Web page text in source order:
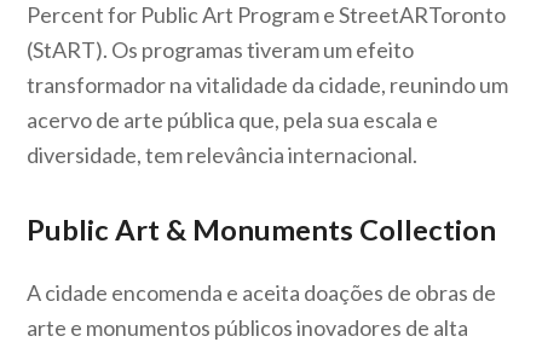
Percent for Public Art Program e StreetARToronto
(StART). Os programas tiveram um efeito
transformador na vitalidade da cidade, reunindo um
acervo de arte pública que, pela sua escala e
diversidade, tem relevância internacional.
Public Art & Monuments Collection
A cidade encomenda e aceita doações de obras de
arte e monumentos públicos inovadores de alta